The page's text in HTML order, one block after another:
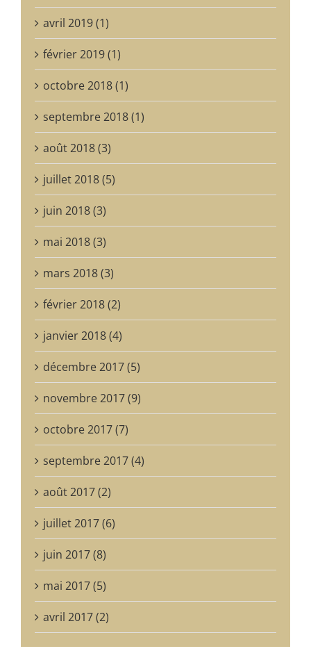
avril 2019 (1)
février 2019 (1)
octobre 2018 (1)
septembre 2018 (1)
août 2018 (3)
juillet 2018 (5)
juin 2018 (3)
mai 2018 (3)
mars 2018 (3)
février 2018 (2)
janvier 2018 (4)
décembre 2017 (5)
novembre 2017 (9)
octobre 2017 (7)
septembre 2017 (4)
août 2017 (2)
juillet 2017 (6)
juin 2017 (8)
mai 2017 (5)
avril 2017 (2)